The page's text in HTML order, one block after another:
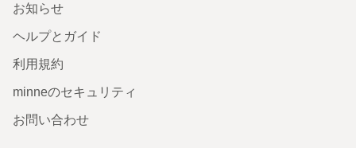
お知らせ
ヘルプとガイド
利用規約
minneのセキュリティ
お問い合わせ